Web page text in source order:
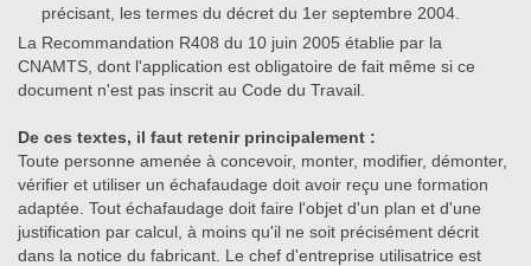
précisant, les termes du décret du 1er septembre 2004.
La Recommandation R408 du 10 juin 2005 établie par la
CNAMTS, dont l'application est obligatoire de fait même si ce
document n'est pas inscrit au Code du Travail.
De ces textes, il faut retenir principalement :
Toute personne amenée à concevoir, monter, modifier, démonter,
vérifier et utiliser un échafaudage doit avoir reçu une formation
adaptée. Tout échafaudage doit faire l'objet d'un plan et d'une
justification par calcul, à moins qu'il ne soit précisément décrit
dans la notice du fabricant. Le chef d'entreprise utilisatrice est